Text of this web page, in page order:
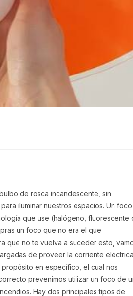
de rosca incandescente, sin
iluminar nuestros espacios. Un foco
que use (halógeno, fluorescente
un foco que no era el que
que no te vuelva a suceder esto,
de proveer la corriente eléctrica
en específico, el cual nos
prevenimos utilizar un foco de
Hay dos principales tipos de